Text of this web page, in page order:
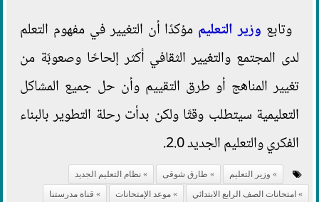
وتابع وزير التعليم مؤكدًا أن التغيير في مفهوم التعلم
لدى المجتمع والتغيير الثقافي أكثر إلحاحًا وصعوبًة من
تغيير المناهج أو طرق التقييم وأن حل جميع المشاكل
التعليمية سيتطلب وقتًا ولكن بدأت رحلة التطوير بالبناء
الفكري والتعليم الجديد 2.0.
وزير التعليم طارق شوقى
نظام التعليم الجديد
امتحانات الصف الرابع الابتدائي
موعد الإمتحانات
قناة مدرستنا